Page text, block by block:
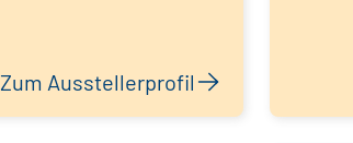
Zum Ausstellerprofil